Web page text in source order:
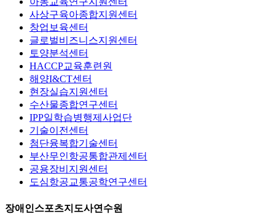
사상구육아종합지원센터
창업보육센터
글로벌비즈니스지원센터
토양분석센터
HACCP교육훈련원
해양I&CT센터
현장실습지원센터
수산물종합연구센터
IPP일학습병행제사업단
기술이전센터
첨단융복합기술센터
부산무인항공통합관제센터
공용장비지원센터
도심항공교통공학연구센터
장애인스포츠지도사연수원